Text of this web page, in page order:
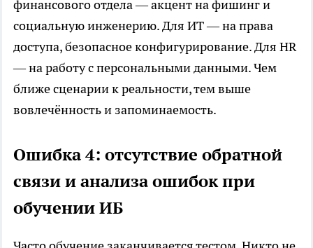
финансового отдела — акцент на фишинг и
социальную инженерию. Для ИТ — на права
доступа, безопасное конфигурирование. Для HR
— на работу с персональными данными. Чем
ближе сценарии к реальности, тем выше
вовлечённость и запоминаемость.
Ошибка 4: отсутствие обратной
связи и анализа ошибок при
обучении ИБ